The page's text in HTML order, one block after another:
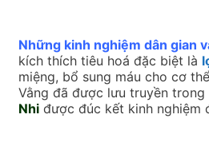
Những kinh nghiệm dân gian
kích thích tiêu hoá đặc biệt là
miệng, bổ sung máu cho cơ
Vằng đã được lưu truyền
Nhi được đúc kết kinh nghiệm